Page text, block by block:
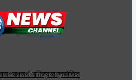
অপরাধঅর্থ-বানিজ্যআন্তর্জাতিক